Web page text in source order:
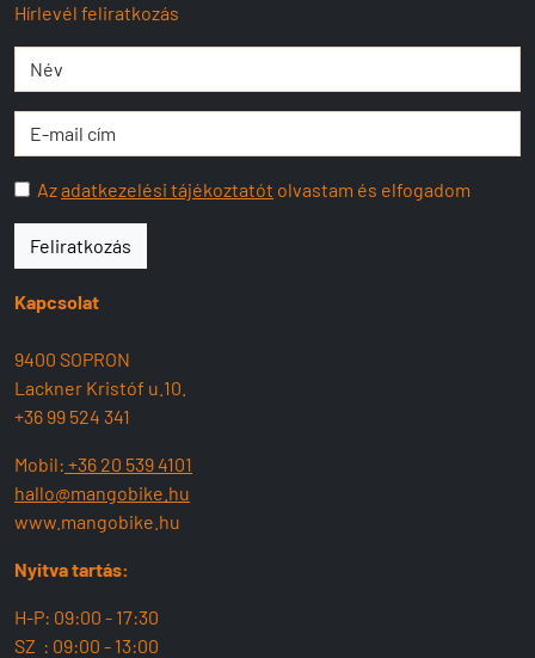
Hírlevél feliratkozás
Azadatkezelési tájékoztatót olvastam és elfogadom
Feliratkozás
Kapcsolat
9400 SOPRON
Lackner Kristóf u.10.
+36 99 524 341
Mobil: +36 20 539 4101
hallo@mangobike.hu
www.mangobike.hu
Nyitva tartás:
H-P: 09:00 - 17:30
SZ : 09:00 - 13:00